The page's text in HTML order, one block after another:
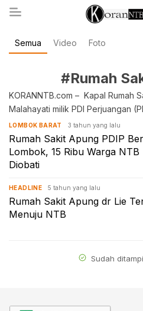
koranntb.com
Semua Video Foto
#Rumah
KORANNTB.com – Kapal Rumah
Malahayati milik PDI Perjuangan
LOMBOK BARAT 3 tahun yang lalu
Rumah Sakit Apung PDIP
Lombok, 15 Ribu Warga NTB
Diobati
HEADLINE 5 tahun yang lalu
Rumah Sakit Apung dr Lie
Menuju NTB
Sudah